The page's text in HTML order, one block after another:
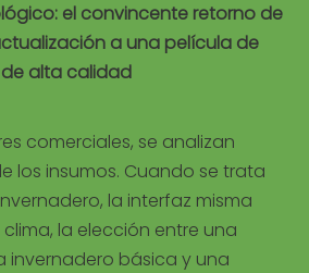
el convincente retorno de
a una película de
de alta calidad
comerciales, se analizan
los insumos. Cuando se trata
la interfaz misma
la elección entre una
invernadero básica y una